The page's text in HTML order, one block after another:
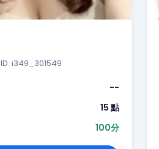
ID: i349_301549
--
15 點
100分